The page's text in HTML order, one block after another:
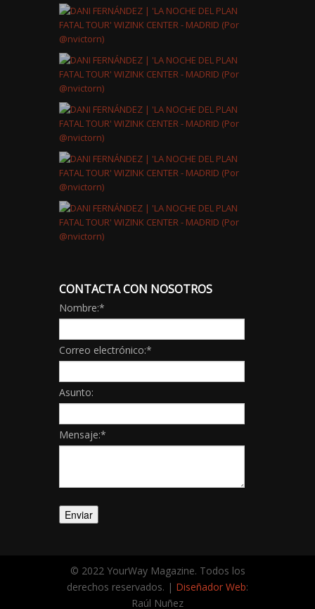
CONTACTA CON NOSOTROS
Nombre:*
Correo electrónico:*
Asunto:
Mensaje:*
© 2022 YourWay Magazine. Todos los
derechos reservados. | Diseñador Web:
Raúl Nuñez